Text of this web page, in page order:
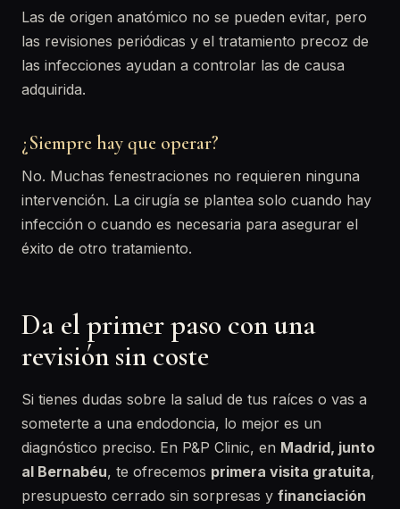
Las de origen anatómico no se pueden evitar, pero
las revisiones periódicas y el tratamiento precoz de
las infecciones ayudan a controlar las de causa
adquirida.
¿Siempre hay que operar?
No. Muchas fenestraciones no requieren ninguna
intervención. La cirugía se plantea solo cuando hay
infección o cuando es necesaria para asegurar el
éxito de otro tratamiento.
Da el primer paso con una
revisión sin coste
Si tienes dudas sobre la salud de tus raíces o vas a
someterte a una endodoncia, lo mejor es un
diagnóstico preciso. En P&P Clinic, en Madrid, junto
al Bernabéu, te ofrecemos primera visita gratuita,
presupuesto cerrado sin sorpresas y financiación